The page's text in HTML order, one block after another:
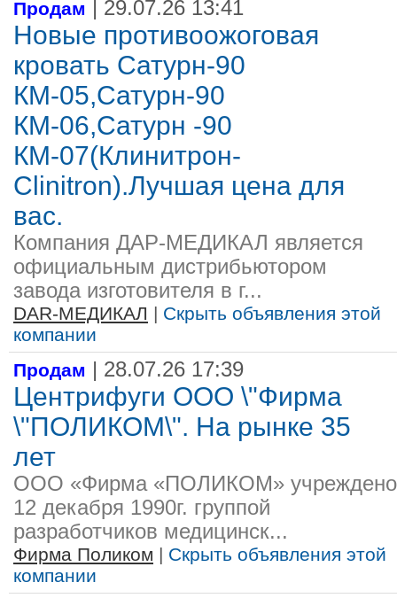
Продам | 29.07.26 13:41
Новые противоожоговая
кровать Сатурн-90
КМ-05,Сатурн-90
КМ-06,Сатурн -90
КМ-07(Клинитрон-
Clinitron).Лучшая цена для
вас.
Компания ДАР-МЕДИКАЛ является
официальным дистрибьютором
завода изготовителя в г...
DAR-МЕДИКАЛ | Скрыть объявления этой
компании
Продам
| 28.07.26 17:39
Центрифуги ООО \"Фирма
\"ПОЛИКОМ\". На рынке 35
лет
ООО «Фирма «ПОЛИКОМ» учреждено
12 декабря 1990г. группой
разработчиков медицинск...
Фирма Поликом | Скрыть объявления этой
компании